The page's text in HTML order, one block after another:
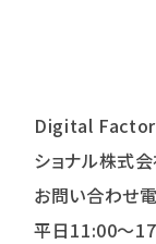
Digital
ショナル株式
お問い合わせ
平日11:00～